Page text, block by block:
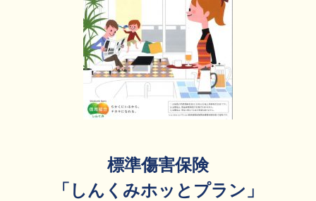
標準傷害保険
「しんくみホッとプラン」